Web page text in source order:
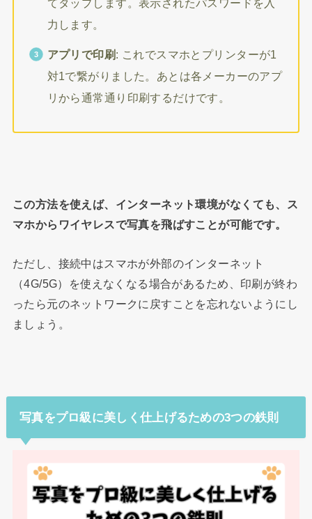
てタップします。表示されたパスワードを入
力します。
アプリで印刷 : これでスマホとプリンターが1
対1で繋がりました。あとは各メーカーのアプ
リから通常通り印刷するだけです。
この方法を使えば、インターネット環境がなくても、ス
マホからワイヤレスで写真を飛ばすことが可能です。
ただし、接続中はスマホが外部のインターネット
（4G/5G）を使えなくなる場合があるため、印刷が終わ
ったら元のネットワークに戻すことを忘れないようにし
ましょう。
写真をプロ級に美しく仕上げるための3つの鉄則